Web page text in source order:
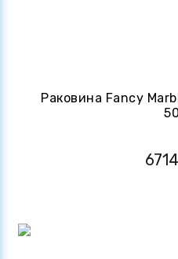
Раковина Fancy
6714